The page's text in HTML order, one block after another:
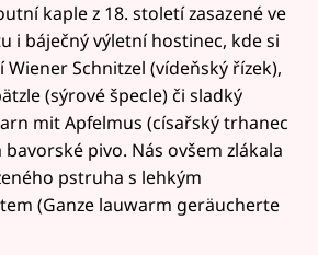
kaple z 18. století zasazené ve
i báječný výletní hostinec, kde si
Schnitzel (vídeňský řízek),
(sýrové špecle) či sladký
mit Apfelmus (císařský trhanec
pivo. Nás ovšem zlákala
pstruha s lehkým
(Ganze lauwarm geräucherte